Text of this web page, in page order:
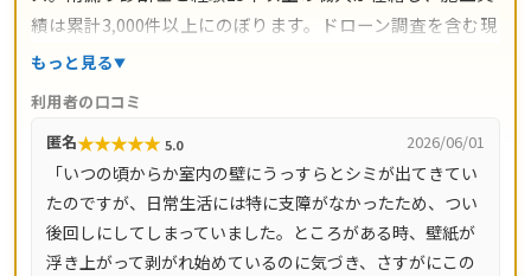
績は累計3,000件以上にのぼります。ドローン調査を含む現
地調査・お見積り・出張費は無料。瓦ずれ直し1,500円〜/
㎡と料金の目安が明確で、自社職人の直接施工により中間
マージンがかかりません。施工後は10年間の工事保証付
き。東京都・神奈川県・埼玉県・千葉県・茨城県・栃木
県・群馬県など全国14都道府県に対応し、LINE・メールは
24時間受付、最短当日にお伺いします。
もっと見る
利用者の口コミ
匿名★★★★★ 5.0 2026/06/01
「いつの頃からか室内の壁にうっすらとシミが出てきてい
たのですが、日常生活には特に支障がなかったため、つい
後回しにしてしまっていました。ところがある時、壁紙が
浮き上がって剥がれ始めているのに気づき、さすがにこの